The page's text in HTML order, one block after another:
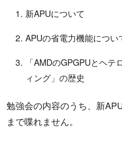
新APUについて
APUの省電力機能につい
「AMDのGPGPUとヘ
ィング」の歴史
勉強会の内容のうち、新
まで喋れません。